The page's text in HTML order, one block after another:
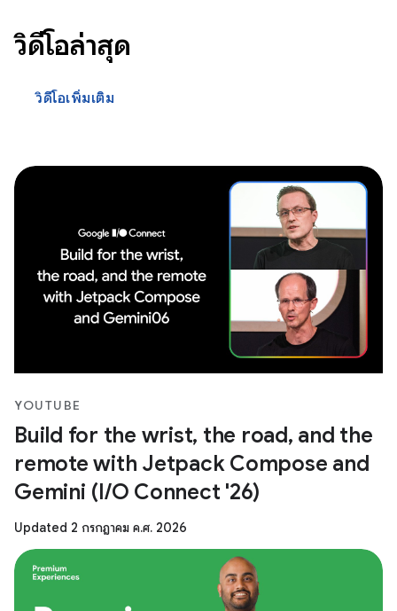
วิดีโอล่าสุด
วิดีโอเพิ่มเติม
YOUTUBE
Build for the wrist, the road, and the
remote with Jetpack Compose and
Gemini (I/O Connect '26)
Updated 2 กรกฎาคม ค.ศ. 2026